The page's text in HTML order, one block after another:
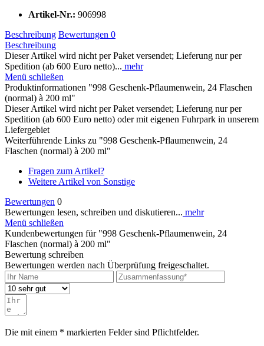
Artikel-Nr.: 906998
Beschreibung Bewertungen 0
Beschreibung
Dieser Artikel wird nicht per Paket versendet; Lieferung nur per
Spedition (ab 600 Euro netto)... mehr
Menü schließen
Produktinformationen "998 Geschenk-Pflaumenwein, 24 Flaschen
(normal) à 200 ml"
Dieser Artikel wird nicht per Paket versendet; Lieferung nur per
Spedition (ab 600 Euro netto) oder mit eigenen Fuhrpark in unserem
Liefergebiet
Weiterführende Links zu "998 Geschenk-Pflaumenwein, 24
Flaschen (normal) à 200 ml"
Fragen zum Artikel?
Weitere Artikel von Sonstige
Bewertungen 0
Bewertungen lesen, schreiben und diskutieren... mehr
Menü schließen
Kundenbewertungen für "998 Geschenk-Pflaumenwein, 24
Flaschen (normal) à 200 ml"
Bewertung schreiben
Bewertungen werden nach Überprüfung freigeschaltet.
Die mit einem * markierten Felder sind Pflichtfelder.